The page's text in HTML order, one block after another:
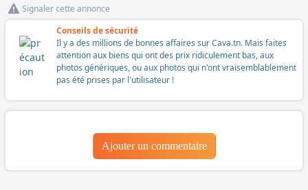
Signaler cette annonce
Conseils de sécurité
Il y a des millions de bonnes affaires sur Cava.tn. Mais faites
attention aux biens qui ont des prix ridiculement bas, aux
photos génériques, ou aux photos qui n'ont vraisemblablement
pas été prises par l'utilisateur !
Ajouter un commentaire